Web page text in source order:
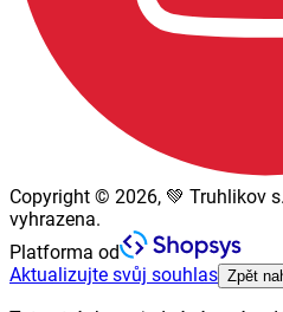
Copyright © 2026, 💚 Truhlikov
vyhrazena.
Platforma od
Aktualizujte svůj souhlas Zpět